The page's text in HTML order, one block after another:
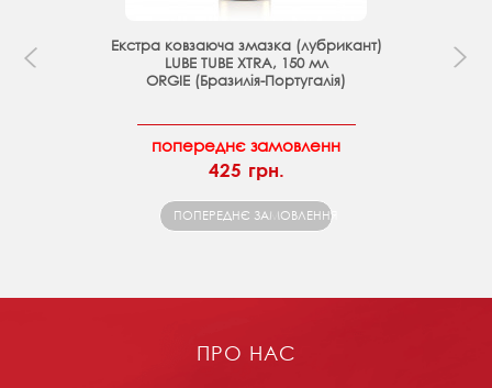
Екстра ковзаюча змазка (лубрикант)
LUBE TUBE XTRA, 150 мл
ORGIE (Бразилія-Португалія)
попереднє замовленн
425 грн.
ПОПЕРЕДНЄ ЗАМОВЛЕННЯ
ПРО НАС